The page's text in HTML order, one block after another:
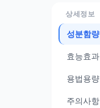
상세정보
성분함량
효능효과
용법용량
주의사항